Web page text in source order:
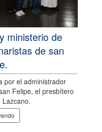
ministerio de
de san
por el administrador
Felipe, el presbítero